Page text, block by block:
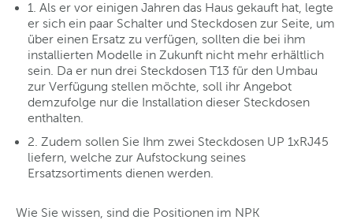
1. Als er vor einigen Jahren das Haus gekauft hat, legte
er sich ein paar Schalter und Steckdosen zur Seite, um
über einen Ersatz zu verfügen, sollten die bei ihm
installierten Modelle in Zukunft nicht mehr erhältlich
sein. Da er nun drei Steckdosen T13 für den Umbau
zur Verfügung stellen möchte, soll ihr Angebot
demzufolge nur die Installation dieser Steckdosen
enthalten.
2. Zudem sollen Sie Ihm zwei Steckdosen UP 1xRJ45
liefern, welche zur Aufstockung seines
Ersatzsortiments dienen werden.
Wie Sie wissen, sind die Positionen im NPK